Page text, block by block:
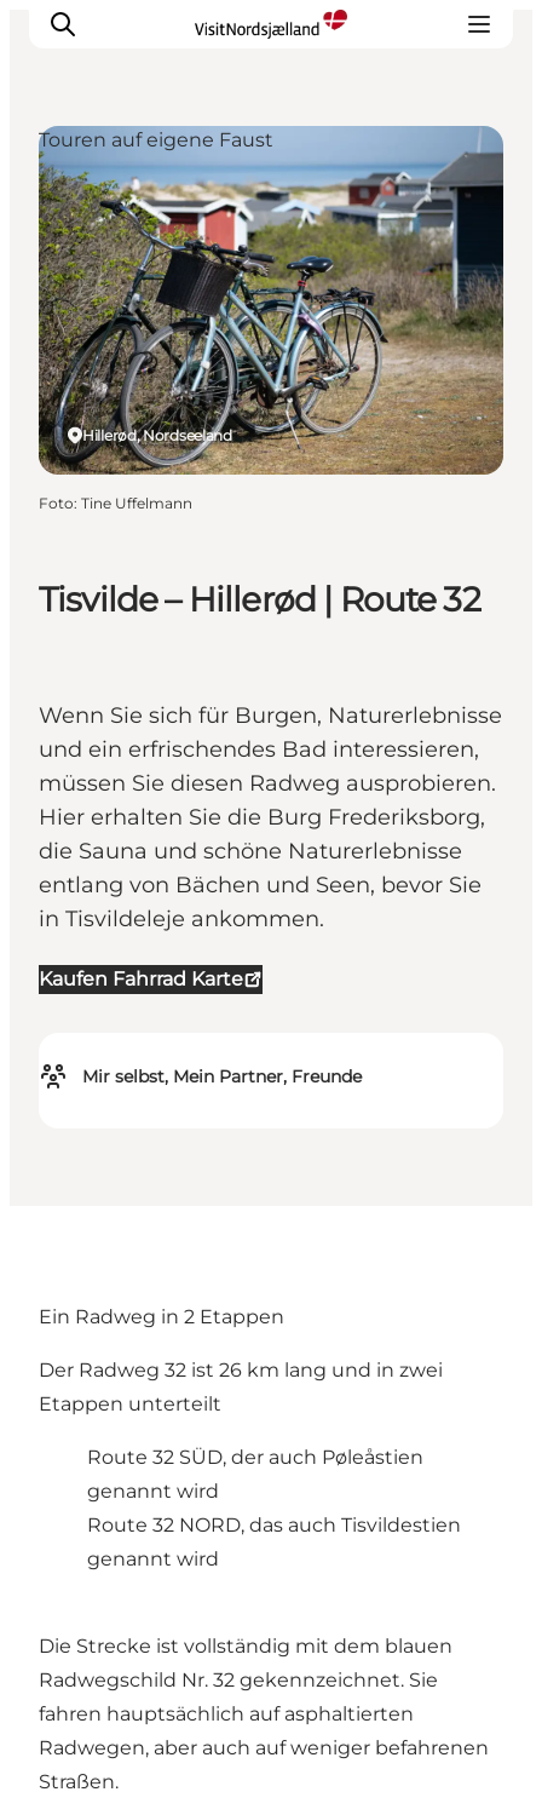
Highlights
Erlebnisse
Geschmack
Unterkünfte
Städte
Reiseplanung
Tisvilde – Hillerød | Route 32
Wenn Sie sich für Burgen, Naturerlebnisse
und ein erfrischendes Bad interessieren,
müssen Sie diesen Radweg ausprobieren.
Hier erhalten Sie die Burg Frederiksborg,
die Sauna und schöne Naturerlebnisse
entlang von Bächen und Seen, bevor Sie
in Tisvildeleje ankommen.
Kaufen Fahrrad Karte
Mir selbst, Mein Partner, Freunde
Hillerød, Nordseeland
Touren auf eigene Faust
Foto: Tine Uffelmann
Ein Radweg in 2 Etappen
Der Radweg 32 ist 26 km lang und in zwei
Etappen unterteilt
Route 32 SÜD, der auch Pøleåstien
genannt wird
Route 32 NORD, das auch Tisvildestien
genannt wird
Die Strecke ist vollständig mit dem blauen
Radwegschild Nr. 32 gekennzeichnet. Sie
fahren hauptsächlich auf asphaltierten
Radwegen, aber auch auf weniger befahrenen
Straßen.